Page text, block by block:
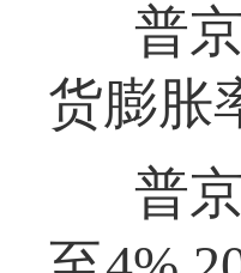
普
货膨胀
普